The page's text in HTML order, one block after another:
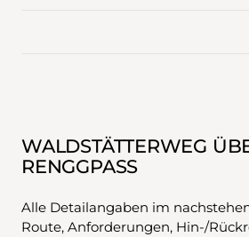
WALDSTÄTTERWEG
RENGGPASS
Alle Detailangaben im
Route, Anforderungen, Hin-/